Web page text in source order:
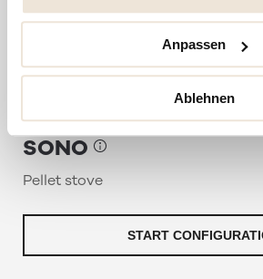
Anpassen
Ablehnen
SONO
Pellet stove
START